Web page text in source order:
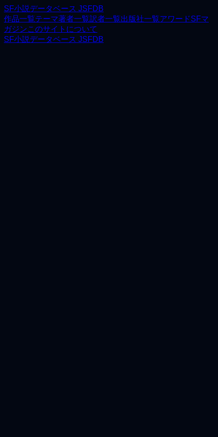
SF小説データベース JSFDB
作品一覧テーマ著者一覧訳者一覧出版社一覧アワードSFマ
ガジンこのサイトについて
SF小説データベース JSFDB